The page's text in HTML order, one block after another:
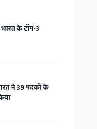
के टॉप-3
ने 39 पदकों के